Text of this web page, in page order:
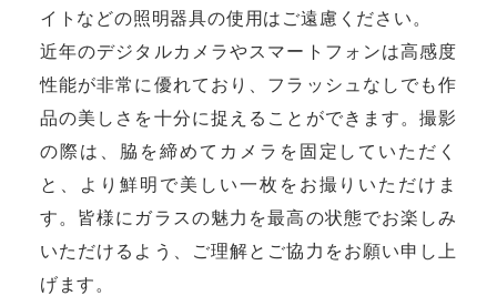
イトなどの照明器具の使用はご遠慮ください。
近年のデジタルカメラやスマートフォンは高感度
性能が非常に優れており、フラッシュなしでも作
品の美しさを十分に捉えることができます。撮影
の際は、脇を締めてカメラを固定していただく
と、より鮮明で美しい一枚をお撮りいただけま
す。皆様にガラスの魅力を最高の状態でお楽しみ
いただけるよう、ご理解とご協力をお願い申し上
げます。